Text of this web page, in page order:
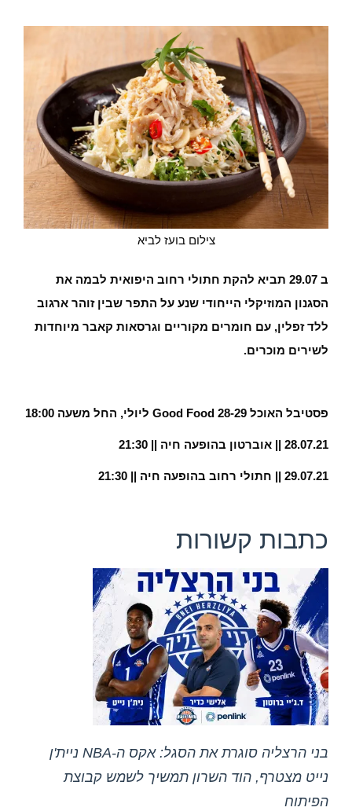
צילום בועז לביא
ב 29.07 תביא להקת חתולי רחוב היפואית לבמה את
הסגנון המוזיקלי הייחודי שנע על התפר שבין זוהר ארגוב
ללד זפלין, עם חומרים מקוריים וגרסאות קאבר מיוחדות
לשירים מוכרים.
פסטיבל האוכל Good Food 28-29 ליולי, החל משעה 18:00
28.07.21 || אוברטון בהופעה חיה || 21:30
29.07.21 || חתולי רחוב בהופעה חיה || 21:30
כתבות קשורות
בני הרצליה סוגרת את הסגל: אקס ה-NBA ניית'ן
נייט מצטרף, הוד השרון תמשיך לשמש קבוצת
הפיתוח